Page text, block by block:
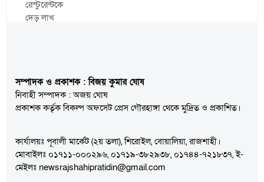
সম্পাদক ও প্রকাশক : বিজয় কুমার ঘোষ
নিবাহী সম্পাদক : অজয় ঘোষ
প্রকাশক কর্তৃক বিকল্প অফসেট প্রেস গৌরহাঙ্গা থেকে মুদ্রিত ও প্রকাশিত।
কার্যালয়ঃ পূবালী মার্কেট (২য় তলা), শিরোইল, বোয়ালিয়া, রাজশাহী।
মোবাইলঃ ০১৭১১-০০০২৯৬, ০১৭১৯-৩৮২৯৩৮, ০১৭৪৪-৭২১৮৩৭, ই-
মেইলঃ newsrajshahipratidin@gmail.com